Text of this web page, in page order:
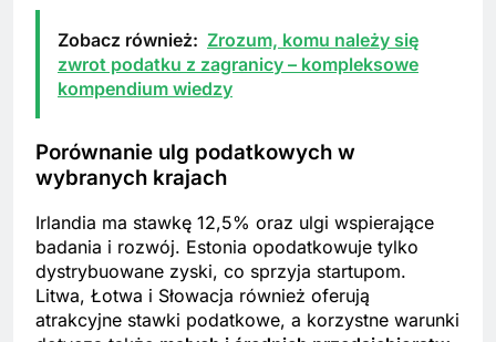
Zobacz również: Zrozum, komu należy się
zwrot podatku z zagranicy – kompleksowe
kompendium wiedzy
Porównanie ulg podatkowych w
wybranych krajach
Irlandia ma stawkę 12,5% oraz ulgi wspierające
badania i rozwój. Estonia opodatkowuje tylko
dystrybuowane zyski, co sprzyja startupom.
Litwa, Łotwa i Słowacja również oferują
atrakcyjne stawki podatkowe, a korzystne warunki